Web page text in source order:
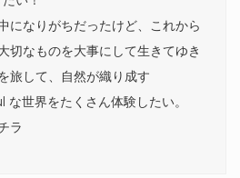
になりがちだったけど、これから
切なものを大事にして生きてゆき
旅して、自然が織り成す
世界をたくさん体験したい。
ラ